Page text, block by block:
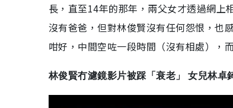
長，直至14年的那年，兩父女才透過網上
沒有爸爸，但對林俊賢沒有任何怨恨，也
咁好，中間空咗一段時間（沒有相處），
林俊賢冇濾鏡影片被踩「衰老」 女兒林卓